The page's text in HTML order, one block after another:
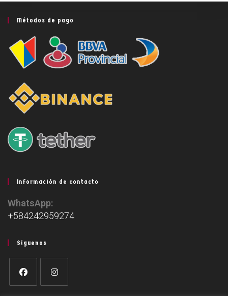
Métodos de pago
Información de contacto
WhatsApp:
+584242959274
Síguenos